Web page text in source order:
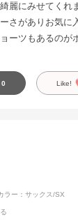
麗にみせてくれ
さがありお気に
ーツもあるのが
0 Like!
ラー：サックス/SX